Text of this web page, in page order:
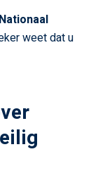
weet dat u